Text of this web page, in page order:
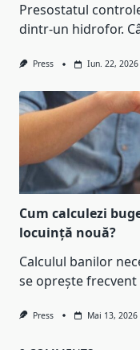
Presostatul
dintr-un hidrofor.
Press Iun. 22, 2026
Cum calculezi
locuință nouă?
Calculul banilor
se oprește frecvent
Press Mai 13, 2026